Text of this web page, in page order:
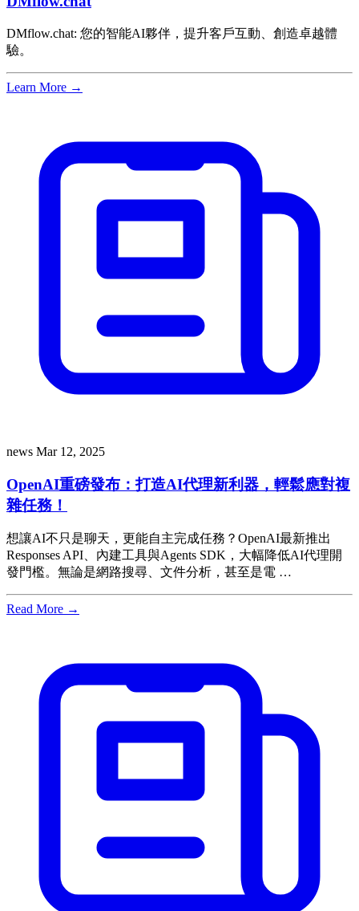
DMflow.chat: 您的智能AI夥伴，提升客戶互動、創造卓越體
驗。
Learn More →
news Mar 12, 2025
OpenAI重磅發布：打造AI代理新利器，輕鬆應對複
雜任務！
想讓AI不只是聊天，更能自主完成任務？OpenAI最新推出
Responses API、內建工具與Agents SDK，大幅降低AI代理開
發門檻。無論是網路搜尋、文件分析，甚至是電 …
Read More →